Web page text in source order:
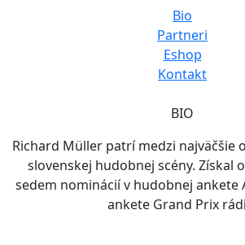
Bio
Partneri
Eshop
Kontakt
BIO
Richard Müller patrí medzi najväčšie
slovenskej hudobnej scény. Získal
sedem nominácií v hudobnej ankete
ankete Grand Prix